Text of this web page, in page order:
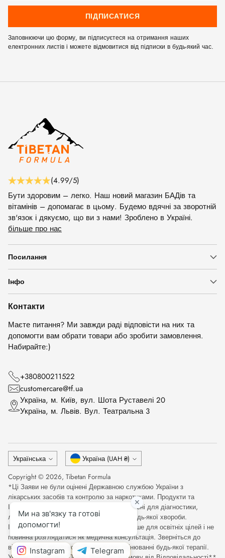
ПІДПИСАТИСЯ
Заповнюючи цю форму, ви підписуєтеся на отримання наших
електронних листів і можете відмовитися від підписки в будь-який час.
(4.99/5)
Бути здоровим – легко. Наш новий магазин БАДів та
вітамінів – допомагає в цьому. Будемо вдячні за зворотній
зв'язок і дякуємо, що ви з нами! Зроблено в Україні.
більше про нас
Посилання
Інфо
Контакти
Маєте питання? Ми завжди раді відповісти на них та
допомогти вам обрати товари або зробити замовлення.
Набирайте:)
+380800211522
customercare@tf.ua
Українa, м. Київ, вул. Шота Руставелі 20
Українa, м. Львів. Вул. Театральна 3
Мова
Українська Валюта
Україна (UAH ₴)
Copyright © 2026, Tibetan Formula
*Ці Заяви не були оцінені Державною службою України з
лікарських засобів та контролю за наркотиками. Продукти та
Інформація на цьому веб-сайті не призначені для діагностики,
лікування, вилікування або запобігання будь-якої хвороби.
Інформація на цьому сайті призначена лише для освітніх цілей і не
повинна розглядатися як медична консультація. Зверніться до
відповідного медичного фахівця при оцінюванні будь-якої терапії.